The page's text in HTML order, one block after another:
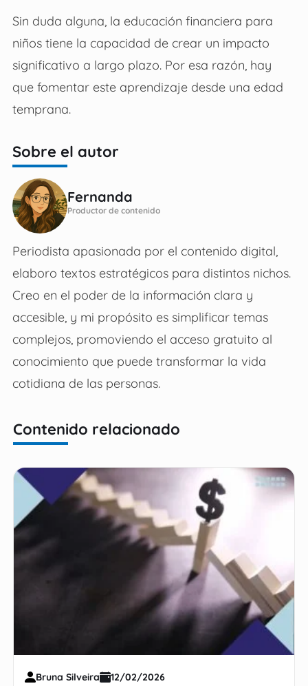
Sin duda alguna, la educación financiera para
niños tiene la capacidad de crear un impacto
significativo a largo plazo. Por esa razón, hay
que fomentar este aprendizaje desde una edad
temprana.
Sobre el autor
Fernanda
Productor de contenido
Periodista apasionada por el contenido digital,
elaboro textos estratégicos para distintos nichos.
Creo en el poder de la información clara y
accesible, y mi propósito es simplificar temas
complejos, promoviendo el acceso gratuito al
conocimiento que puede transformar la vida
cotidiana de las personas.
Contenido relacionado
Bruna Silveira 12/02/2026